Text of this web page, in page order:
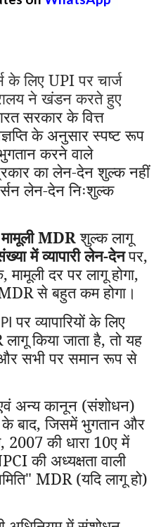
के लिए UPIपर चार्ज
ने खंडन करते हुए
सरकार के वित्त
के अनुसार स्पष्ट रूप
करने वाले
का लेन-देन शुल्क नहीं
लेन-देन निःशुल्क
मामूली MDRशुल्क लागू
में व्यापारी लेन-देनपर,
,मामूली दर पर लागू होगा,
से बहुत कम होगा।
पर व्यापारियों के लिए
किया जाता है,तो यह
और सभी पर समान रूप से
अन्य कानून (संशोधन)
के बाद,जिसमें भुगतान और
, 2007की धारा 10ए में
की अध्यक्षता वाली
MDR (यदि लागू हो)